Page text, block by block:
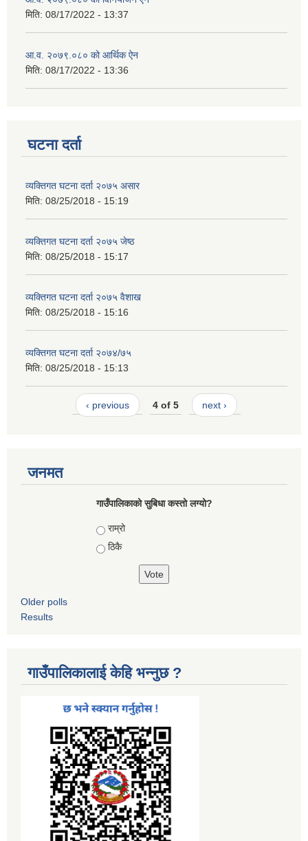
मिति: 08/17/2022 - 13:37
आ.व. २०७९.०८० को आर्थिक ऐन
मिति: 08/17/2022 - 13:36
घटना दर्ता
व्यक्तिगत घटना दर्ता २०७५ असार
मिति: 08/25/2018 - 15:19
व्यक्तिगत घटना दर्ता २०७५ जेष्ठ
मिति: 08/25/2018 - 15:17
व्यक्तिगत घटना दर्ता २०७५ वैशाख
मिति: 08/25/2018 - 15:16
व्यक्तिगत घटना दर्ता २०७४/७५
मिति: 08/25/2018 - 15:13
‹ previous 4 of 5 next ›
जनमत
गाउँपालिकाको सुबिधा कस्तो लग्यो?
Choices
राम्रो
ठिकै
Older polls
Results
गाउँपालिकालाई केहि भन्नुछ ?